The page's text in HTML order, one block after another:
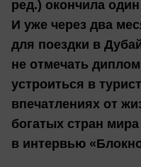
ред.) окончила
И уже через два
для поездки в
не отмечать
устроиться в
впечатлениях от
богатых стран
в интервью